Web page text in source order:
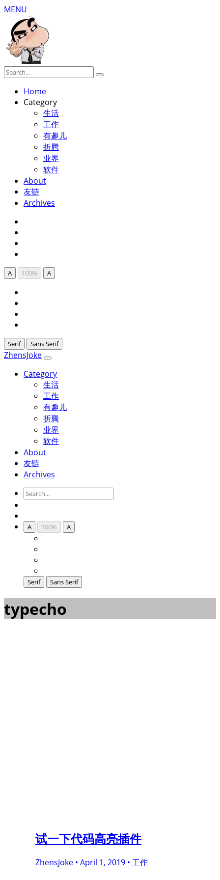
MENU
Home
Category
生活
工作
有趣儿
折腾
业界
软件
About
友链
Archives
A 100% A
Serif Sans Serif
ZhensJoke
Category
生活
工作
有趣儿
折腾
业界
软件
About
友链
Archives
A 100% A
Serif Sans Serif
typecho
试一下代码高亮插件
ZhensJoke • April 1, 2019 • 工作